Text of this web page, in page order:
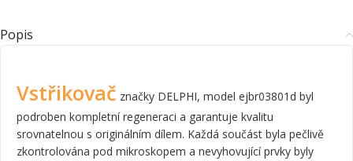
Popis
Vstřikovač značky DELPHI, model ejbr03801d byl
podroben kompletní regeneraci a garantuje kvalitu
srovnatelnou s originálním dílem. Každá součást byla pečlivě
zkontrolována pod mikroskopem a nevyhovující prvky byly